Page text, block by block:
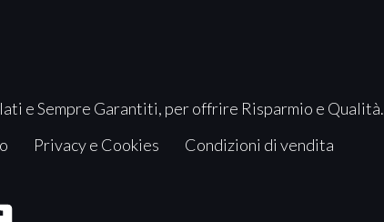
e Sempre Garantiti, per offrire Risparmio e Qualità.
Privacy e Cookies Condizioni di vendita